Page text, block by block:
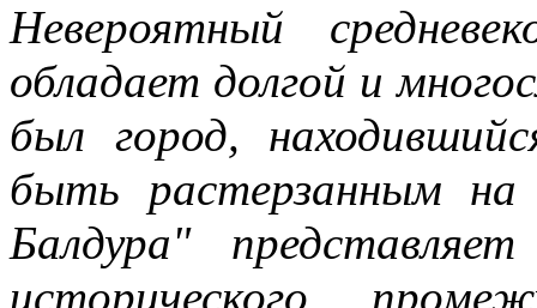
Невероятный
обладает долгой и
был город,
быть растерзанным
Балдура"
исторического